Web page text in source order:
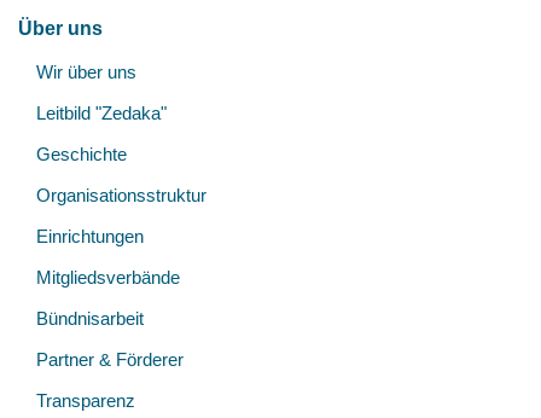
Hauptnavigation
Über uns
Wir über uns
Leitbild "Zedaka"
Geschichte
Organisationsstruktur
Einrichtungen
Mitgliedsverbände
Bündnisarbeit
Partner & Förderer
Transparenz